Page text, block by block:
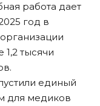
работа дает
год в
1,2 тысячи
единый
для медиков